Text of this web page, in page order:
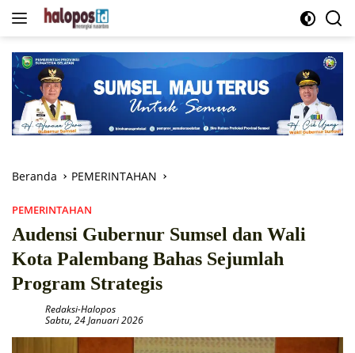
Langsung
Beranda PEMERINTAHAN
PEMERINTAHAN
Audensi Gubernur Sumsel dan Wali
Kota Palembang Bahas Sejumlah
Program Strategis
Redaksi-Halopos
Sabtu, 24 Januari 2026